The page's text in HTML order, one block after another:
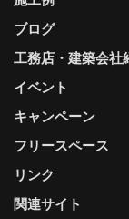
ブログ
工務店・建築会社
イベント
キャンペーン
フリースペース
リンク
関連サイト